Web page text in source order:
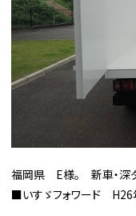
福岡県 E様。 新車・深ダ
■いすゞフォワード